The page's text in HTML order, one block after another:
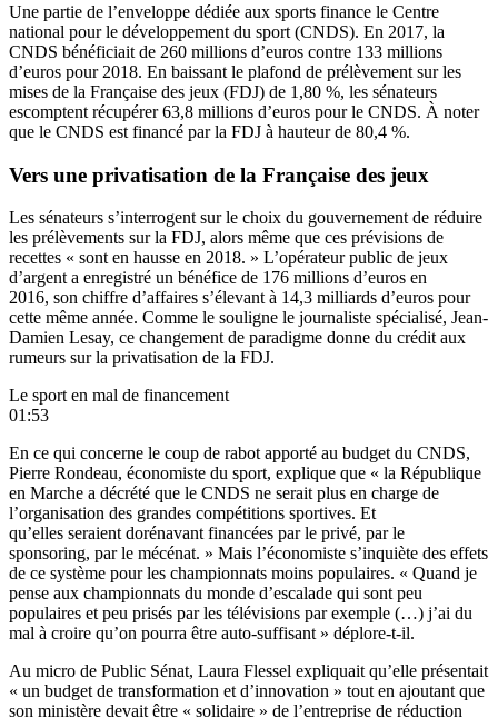
Une partie de l’enveloppe dédiée aux sports finance le Centre
national pour le développement du sport (CNDS). En 2017, la
CNDS bénéficiait de 260 millions d’euros contre 133 millions
d’euros pour 2018. En baissant le plafond de prélèvement sur les
mises de la Française des jeux (FDJ) de 1,80 %, les sénateurs
escomptent récupérer 63,8 millions d’euros pour le CNDS. À noter
que le CNDS est financé par la FDJ à hauteur de 80,4 %.
Vers une privatisation de la Française des jeux
Les sénateurs s’interrogent sur le choix du gouvernement de réduire
les prélèvements sur la FDJ, alors même que ces prévisions de
recettes « sont en hausse en 2018. » L’opérateur public de jeux
d’argent a enregistré un bénéfice de 176 millions d’euros en
2016, son chiffre d’affaires s’élevant à 14,3 milliards d’euros pour
cette même année. Comme le souligne le journaliste spécialisé, Jean-
Damien Lesay, ce changement de paradigme donne du crédit aux
rumeurs sur la privatisation de la FDJ.
Le sport en mal de financement
01:53
En ce qui concerne le coup de rabot apporté au budget du CNDS,
Pierre Rondeau, économiste du sport, explique que « la République
en Marche a décrété que le CNDS ne serait plus en charge de
l’organisation des grandes compétitions sportives. Et
qu’elles seraient dorénavant financées par le privé, par le
sponsoring, par le mécénat. » Mais l’économiste s’inquiète des effets
de ce système pour les championnats moins populaires. « Quand je
pense aux championnats du monde d’escalade qui sont peu
populaires et peu prisés par les télévisions par exemple (…) j’ai du
mal à croire qu’on pourra être auto-suffisant » déplore-t-il.
Au micro de Public Sénat, Laura Flessel expliquait qu’elle présentait
« un budget de transformation et d’innovation » tout en ajoutant que
son ministère devait être « solidaire » de l’entreprise de réduction